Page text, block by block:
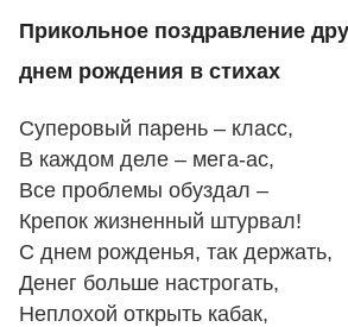
Прикольное поздравление
днем рождения в стихах
Суперовый парень – класс,
В каждом деле – мега-ас,
Все проблемы обуздал –
Крепок жизненный штурвал!
С днем рожденья, так держать,
Денег больше настрогать,
Неплохой открыть кабак,